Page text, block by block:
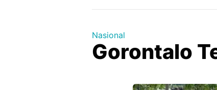
Nasional
Gorontalo